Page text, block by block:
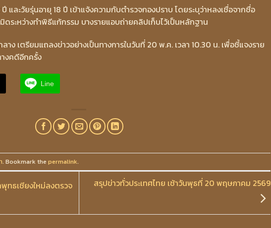
และวัยรุ่นอายุ 18 ปี เข้าแจ้งความกับตำรวจกองปราบ โดยระบุว่าหลงเชื่อจากชื่อ
ดระหว่างทำพิธีแก้กรรม บางรายแอบถ่ายคลิปเก็บไว้เป็นหลักฐาน
ง เตรียมแถลงข่าวอย่างเป็นทางการในวันที่ 20 พ.ค. เวลา 10.30 น. เพื่อชี้แจงราย
งคดีอีกครั้ง
Line
. Bookmark the permalink.
พุทธเชียงใหม่ลงตรวจ
สรุปข่าวทั่วประเทศไทย เช้าวันพุธที่ 20 พฤษภาคม 2569